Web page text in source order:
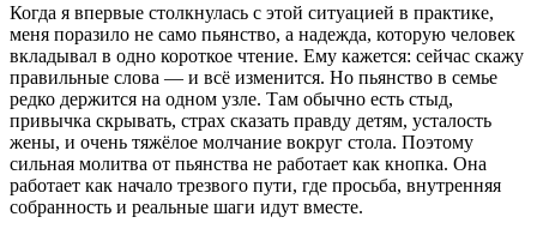
Когда я впервые столкнулась с этой ситуацией в практике,
меня поразило не само пьянство, а надежда, которую человек
вкладывал в одно короткое чтение. Ему кажется: сейчас скажу
правильные слова — и всё изменится. Но пьянство в семье
редко держится на одном узле. Там обычно есть стыд,
привычка скрывать, страх сказать правду детям, усталость
жены, и очень тяжёлое молчание вокруг стола. Поэтому
сильная молитва от пьянства не работает как кнопка. Она
работает как начало трезвого пути, где просьба, внутренняя
собранность и реальные шаги идут вместе.